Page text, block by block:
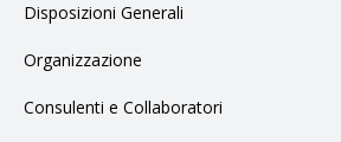
Disposizioni Generali
Organizzazione
Consulenti e Collaboratori